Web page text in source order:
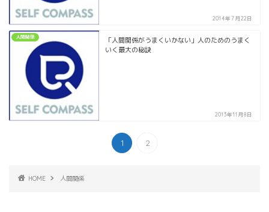
2014年7月22日
人間関係
「人間関係がうまくいかない」人のためのうまく
いく最大の秘訣
2013年11月8日
1 2
HOME 人間関係